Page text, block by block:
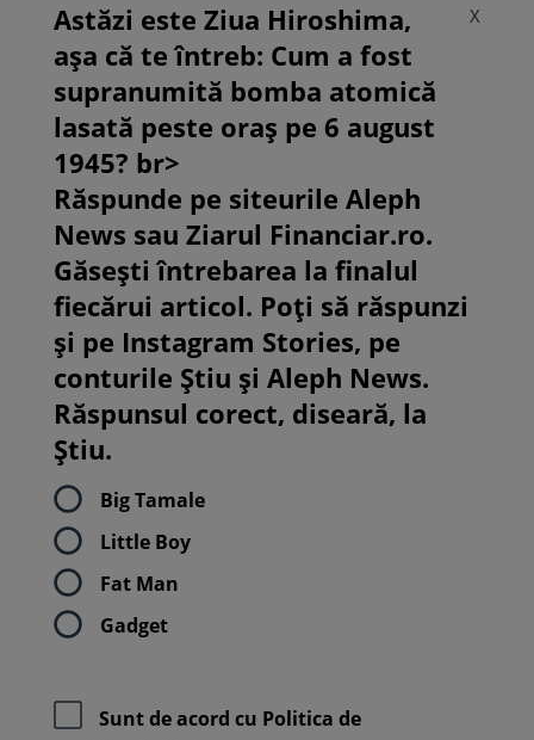
X
Astăzi este Ziua Hiroshima,
așa că te întreb: Cum a fost
supranumită bomba atomică
lasată peste oraș pe 6 august
1945? br>
Răspunde pe siteurile Aleph
News sau Ziarul Financiar.ro.
Găsești întrebarea la finalul
fiecărui articol. Poți să răspunzi
și pe Instagram Stories, pe
conturile Știu și Aleph News.
Răspunsul corect, diseară, la
Știu.
Big Tamale
Little Boy
Fat Man
Gadget
Sunt de acord cu Politica de